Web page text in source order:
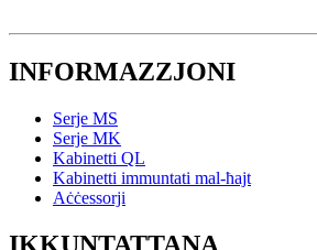
INFORMAZZJONI
Serje MS
Serje MK
Kabinetti QL
Kabinetti immuntati mal-ħajt
Aċċessorji